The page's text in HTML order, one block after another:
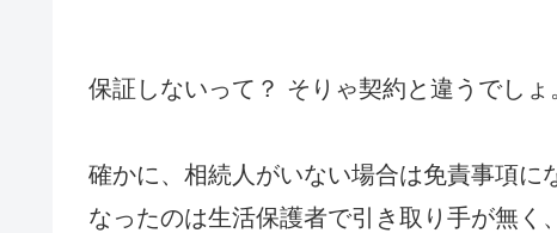
保証しないって？ そりゃ契約と違うでしょ
確かに、相続人がいない場合は免責事項に
なったのは生活保護者で引き取り手が無